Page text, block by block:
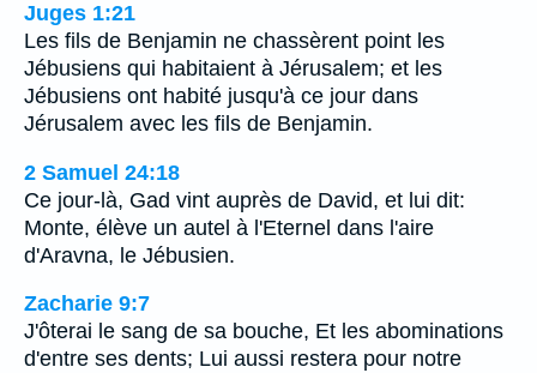
Juges 1:21
Les fils de Benjamin ne chassèrent point les
Jébusiens qui habitaient à Jérusalem; et les
Jébusiens ont habité jusqu'à ce jour dans
Jérusalem avec les fils de Benjamin.
2 Samuel 24:18
Ce jour-là, Gad vint auprès de David, et lui dit:
Monte, élève un autel à l'Eternel dans l'aire
d'Aravna, le Jébusien.
Zacharie 9:7
J'ôterai le sang de sa bouche, Et les abominations
d'entre ses dents; Lui aussi restera pour notre